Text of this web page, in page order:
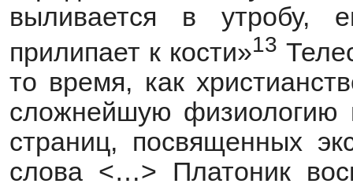
выливается в утробу,
прилипает к кости»13
то время, как
сложнейшую физиологию
страниц, посвященных
слова <…> Платоник